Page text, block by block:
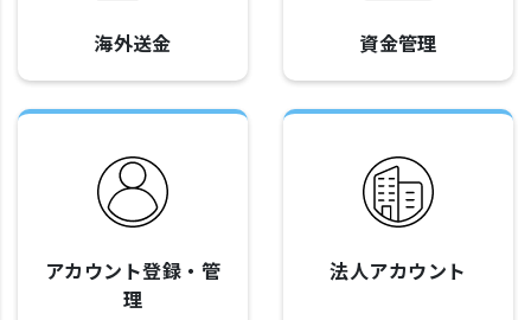
海外送金 資金管理
アカウント登録・管
理
法人アカウント